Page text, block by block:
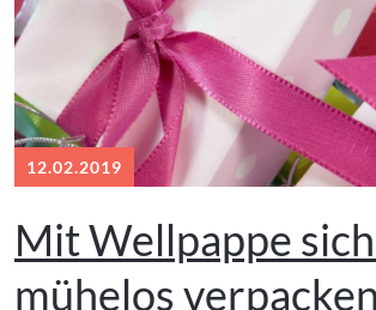
12.02.2019
Mit Wellpappe
mühelos verpacken